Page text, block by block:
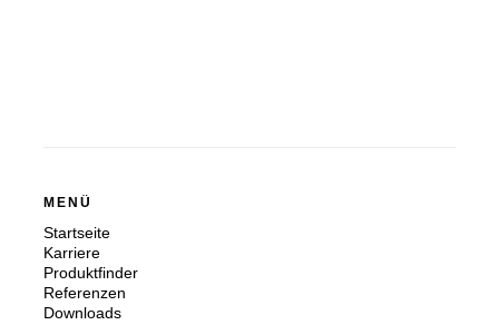
MENÜ
Startseite
Karriere
Produktfinder
Referenzen
Downloads